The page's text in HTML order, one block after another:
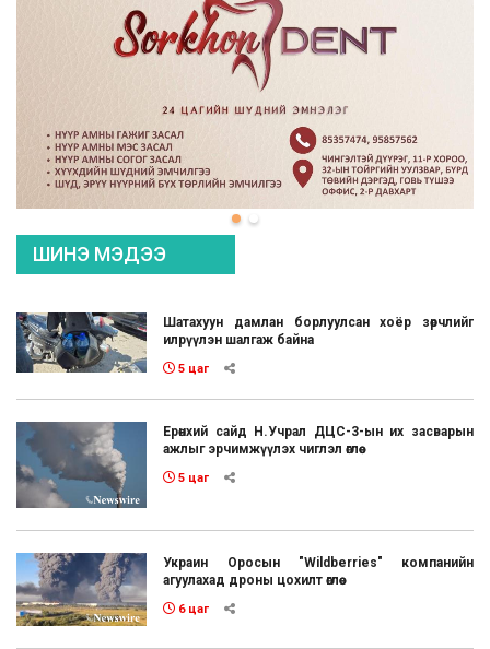
ШИНЭ МЭДЭЭ
Шатахуун дамлан борлуулсан хоёр зөрчлийг
илрүүлэн шалгаж байна
5 цаг
Ерөнхий сайд Н.Учрал ДЦС-3-ын их засварын
ажлыг эрчимжүүлэх чиглэл өглөө
5 цаг
Украин Оросын "Wildberries" компанийн
агуулахад дроны цохилт өглөө
6 цаг